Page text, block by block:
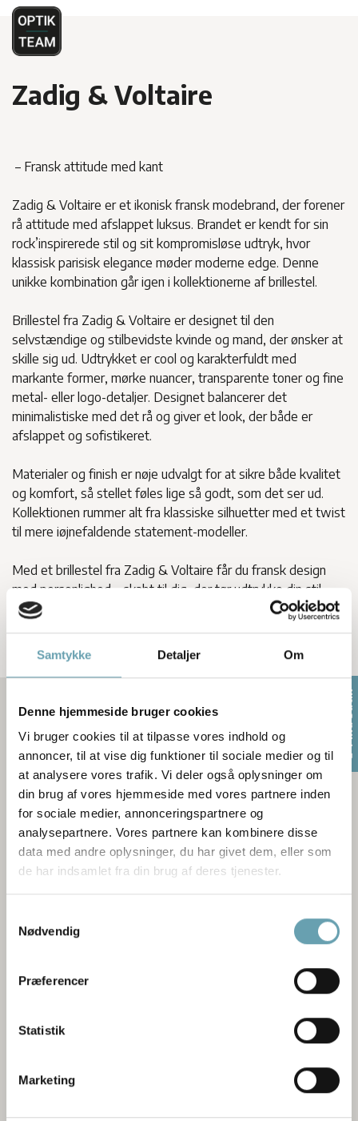
Samtykke Detaljer Om
Denne hjemmeside bruger cookies
Vi bruger cookies til at tilpasse vores indhold og
annoncer, til at vise dig funktioner til sociale medier og til
at analysere vores trafik. Vi deler også oplysninger om
din brug af vores hjemmeside med vores partnere inden
for sociale medier, annonceringspartnere og
analysepartnere. Vores partnere kan kombinere disse
data med andre oplysninger, du har givet dem, eller som
de har indsamlet fra din brug af deres tjenester.
Nødvendig
Præferencer
Statistik
Marketing
Zadig & Voltaire
– Fransk attitude med kant
Zadig & Voltaire er et ikonisk fransk modebrand, der forener
rå attitude med afslappet luksus. Brandet er kendt for sin
rock’inspirerede stil og sit kompromisløse udtryk, hvor
klassisk parisisk elegance møder moderne edge. Denne
unikke kombination går igen i kollektionerne af brillestel.
Brillestel fra Zadig & Voltaire er designet til den
selvstændige og stilbevidste kvinde og mand, der ønsker at
skille sig ud. Udtrykket er cool og karakterfuldt med
markante former, mørke nuancer, transparente toner og fine
metal- eller logo-detaljer. Designet balancerer det
minimalistiske med det rå og giver et look, der både er
afslappet og sofistikeret.
Materialer og finish er nøje udvalgt for at sikre både kvalitet
og komfort, så stellet føles lige så godt, som det ser ud.
Kollektionen rummer alt fra klassiske silhuetter med et twist
til mere iøjnefaldende statement-modeller.
Med et brillestel fra Zadig & Voltaire får du fransk design
med personlighed – skabt til dig, der tør udtrykke din stil
med selvtillid og kant.
Find butik